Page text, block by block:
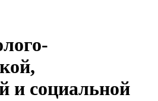
и социальной